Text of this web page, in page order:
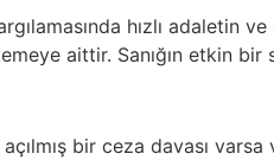
hızlı adaletin
aittir. Sanığın etkin bir
açılmış bir ceza davası